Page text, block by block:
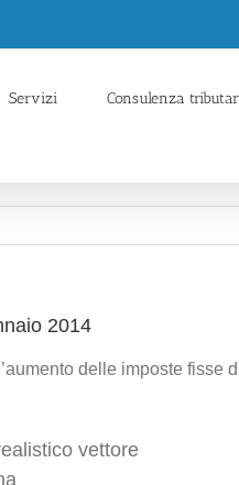
Servizi Consulenza
2014
delle imposte fisse